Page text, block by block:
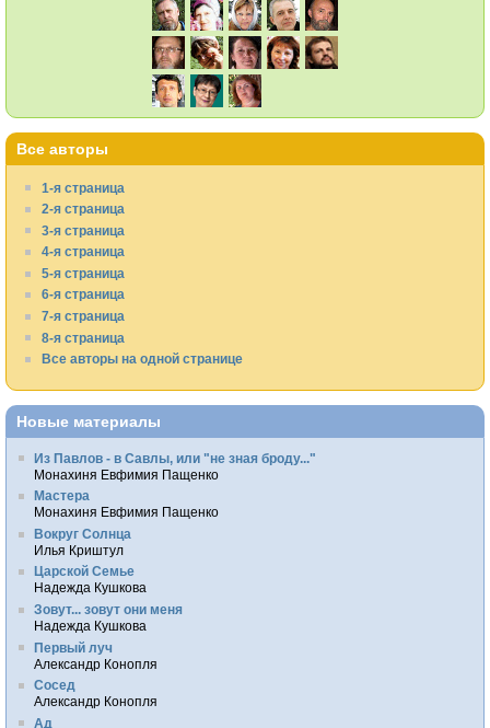
Все авторы
1-я страница
2-я страница
3-я страница
4-я страница
5-я страница
6-я страница
7-я страница
8-я страница
Все авторы на одной странице
Новые материалы
Из Павлов - в Савлы, или "не зная броду..."
Монахиня Евфимия Пащенко
Мастера
Монахиня Евфимия Пащенко
Вокруг Солнца
Илья Криштул
Царской Семье
Надежда Кушкова
Зовут... зовут они меня
Надежда Кушкова
Первый луч
Александр Конопля
Сосед
Александр Конопля
Ад